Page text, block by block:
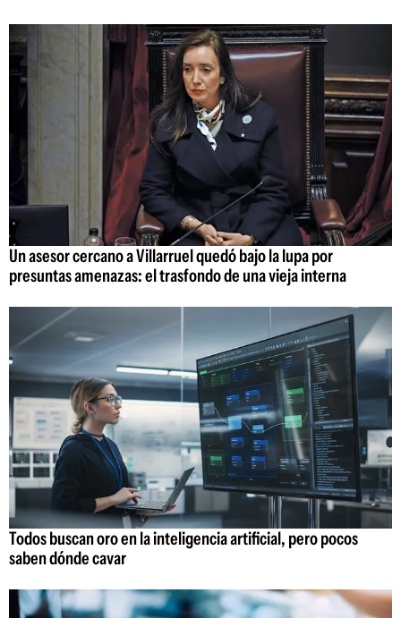
Un asesor cercano a Villarruel quedó bajo la lupa por
presuntas amenazas: el trasfondo de una vieja interna
Todos buscan oro en la inteligencia artificial, pero pocos
saben dónde cavar